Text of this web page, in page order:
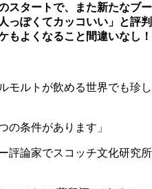
スタートで、また新たなブー
っぽくてカッコいい」と評判
もよくなること間違いなし！
モルトが飲める世界でも珍し
の条件があります」
評論家でスコッチ文化研究所